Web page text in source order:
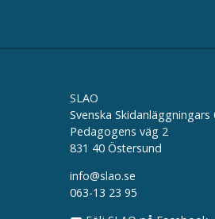
SLAO
Svenska
Pedagogens väg 2
831 40 Östersund
info@slao.se
063-13 23 95